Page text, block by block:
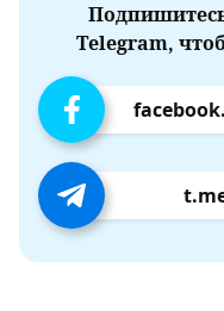
Telegram,